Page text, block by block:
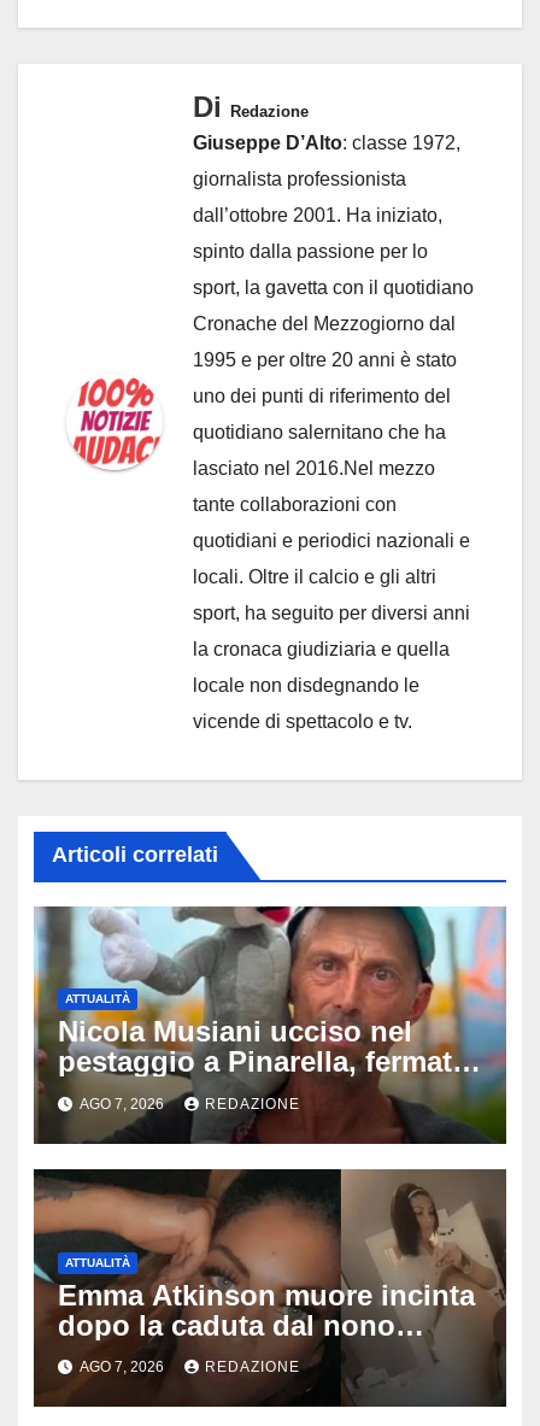
Di Redazione
Giuseppe D’Alto: classe 1972,
giornalista professionista
dall’ottobre 2001. Ha iniziato,
spinto dalla passione per lo
sport, la gavetta con il quotidiano
Cronache del Mezzogiorno dal
1995 e per oltre 20 anni è stato
uno dei punti di riferimento del
quotidiano salernitano che ha
lasciato nel 2016.Nel mezzo
tante collaborazioni con
quotidiani e periodici nazionali e
locali. Oltre il calcio e gli altri
sport, ha seguito per diversi anni
la cronaca giudiziaria e quella
locale non disdegnando le
vicende di spettacolo e tv.
Articoli correlati
ATTUALITÀ
Nicola Musiani ucciso nel
pestaggio a Pinarella, fermati
quattro giovani: la svolta
dopo video, intercettazioni e
pedinamenti
AGO 7, 2026 REDAZIONE
ATTUALITÀ
Emma Atkinson muore incinta
dopo la caduta dal nono
piano: la figlia nasce 30 minuti
dopo e sta bene
AGO 7, 2026 REDAZIONE